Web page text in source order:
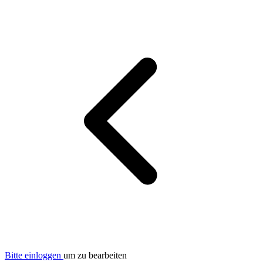
Bitte einloggen um zu bearbeiten